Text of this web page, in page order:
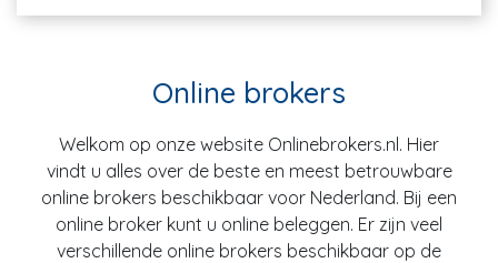
Online brokers
Welkom op onze website Onlinebrokers.nl. Hier
vindt u alles over de beste en meest betrouwbare
online brokers beschikbaar voor Nederland. Bij een
online broker kunt u online beleggen. Er zijn veel
verschillende online brokers beschikbaar op de